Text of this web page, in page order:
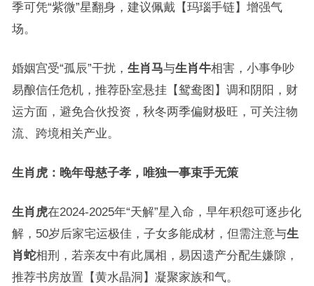
季可凭“紫微”星翻身，建议佩戴【玛瑙手链】增强气
场。
婚姻宫受“孤辰”干扰， 生肖马与生肖牛相害，小事争吵
易酿信任危机，推荐卧室悬挂【鸳鸯图】调和阴阳，财
运方面，避免合伙投资，秋冬两季偏财极旺，可关注物
流、跨境相关产业。
生肖虎：晚年母慈子孝，唯独一事束手无策
生肖虎在2024-2025年“天解”星入命，早年积怨可逐步化
解，50岁后家宅运极佳，子女多能成材，但需注意与生
肖蛇相刑，若亲友中有此属相，易因遗产分配生嫌隙，
推荐书房放置【黄水晶洞】凝聚家族和气。